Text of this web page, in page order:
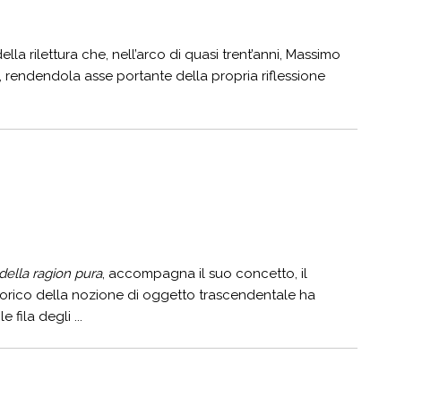
rilettura che, nell’arco di quasi trent’anni, Massimo
asse portante della propria riflessione
ragion pura, accompagna il suo concetto, il
della nozione di oggetto trascendentale ha
fila degli ...